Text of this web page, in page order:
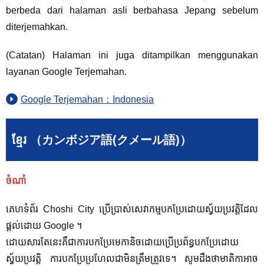
berbeda dari halaman asli berbahasa Jepang sebelum
diterjemahkan.
(Catatan) Halaman ini juga ditampilkan menggunakan
layanan Google Terjemahan.
Google Terjemahan：Indonesia
ខ្មែរ （カンボジア語(クメール語)）
ចំណាំ
គេហទំព័រ Choshi City ប្រើប្រាស់សេវាកម្មបកប្រែដោយស្វ័យប្រវត្តិដែល
ផ្តល់ដោយ Google ។
ដោយសារតែនេះគឺជាការបកប្រែមេកានិចដោយប្រើប្រព័ន្ធបកប្រែដោយ
ស្វ័យប្រវត្តិ ការបកប្រែប្រហែលជាមិនត្រឹមត្រូវទេ។ សូម​ដឹង​ថា​មាតិកា​អាច​